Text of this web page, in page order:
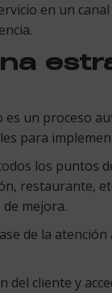
en un
un proceso
para
los puntos
restaurante,
mejora.
de la
del cliente y